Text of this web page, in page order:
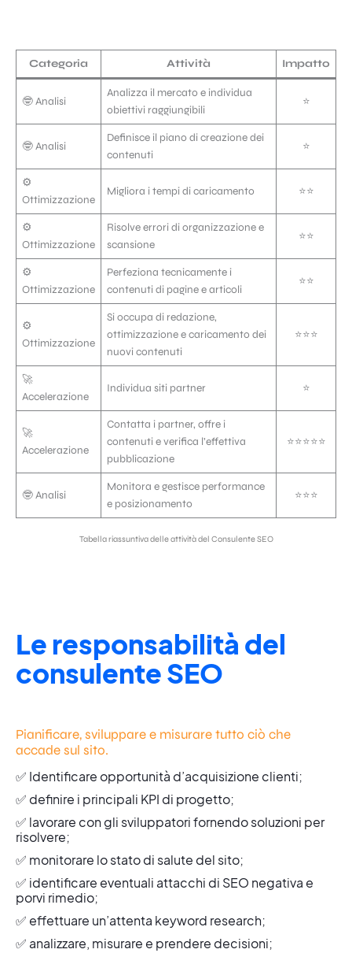
Categoria Attività Impatto
🤓 Analisi
Analizza il mercato e individua
obiettivi raggiungibili
⭐️
🤓 Analisi
Definisce il piano di creazione dei
contenuti
⭐️
⚙️
Ottimizzazione
Migliora i tempi di caricamento ⭐️⭐️
⚙️
Ottimizzazione
Risolve errori di organizzazione e
scansione
⭐️⭐️
⚙️
Ottimizzazione
Perfeziona tecnicamente i
contenuti di pagine e articoli
⭐️⭐️
⚙️
Ottimizzazione
Si occupa di redazione,
ottimizzazione e caricamento dei
nuovi contenuti
⭐️⭐️⭐️
🚀
Accelerazione
Individua siti partner ⭐️
🚀
Accelerazione
Contatta i partner, offre i
contenuti e verifica l’effettiva
pubblicazione
⭐️⭐️⭐️⭐️⭐️
🤓 Analisi
Monitora e gestisce performance
e posizionamento
⭐️⭐️⭐️
Tabella riassuntiva delle attività del Consulente SEO
Le responsabilità del
consulente SEO
Pianificare, sviluppare e misurare tutto ciò che
accade sul sito.
✅ Identificare opportunità d’acquisizione clienti;
✅ definire i principali KPI di progetto;
✅ lavorare con gli sviluppatori fornendo soluzioni per
risolvere;
✅ monitorare lo stato di salute del sito;
✅ identificare eventuali attacchi di SEO negativa e
porvi rimedio;
✅ effettuare un’attenta keyword research;
✅ analizzare, misurare e prendere decisioni;